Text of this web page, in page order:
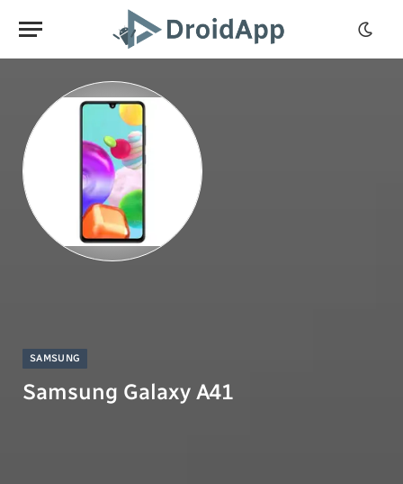
SAMSUNG
Samsung Galaxy A41